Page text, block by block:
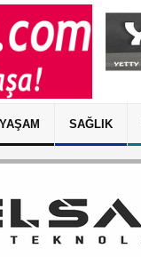
YAŞAM SAĞLIK